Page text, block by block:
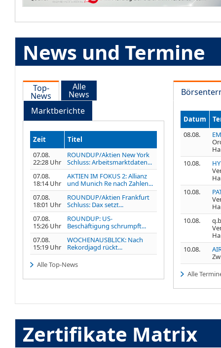
News und Termine
Top-
News
Alle
News
Marktberichte
Zeit
Titel
07.08.
22:28 Uhr
ROUNDUP/Aktien New York
Schluss: Arbeitsmarktdaten...
07.08.
18:14 Uhr
AKTIEN IM FOKUS 2: Allianz
und Munich Re nach Zahlen...
07.08.
18:01 Uhr
ROUNDUP/Aktien Frankfurt
Schluss: Dax setzt...
07.08.
15:26 Uhr
ROUNDUP: US-
Beschäftigung schrumpft...
07.08.
15:19 Uhr
WOCHENAUSBLICK: Nach
Rekordjagd rückt...
Alle Top-News
Datum
08.08.
10.08.
10.08.
10.08.
10.08.
Alle
Zertifikate Matrix